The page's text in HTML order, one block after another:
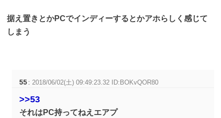
据え置きとかPCでインディーするとかアホらしく感じて
しまう
55 : 2018/06/02(土) 09:49:23.32 ID:BOKvQOR80
>>53
それはPC持ってねえエアプ